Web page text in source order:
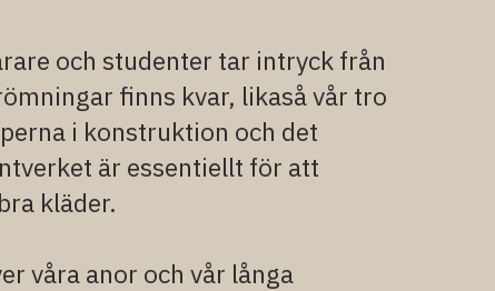
och studenter tar intryck från
finns kvar, likaså vår tro
i konstruktion och det
är essentiellt för att
kläder.
våra anor och vår långa